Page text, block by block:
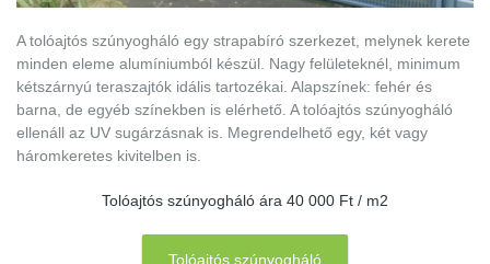
A tolóajtós szúnyogháló egy strapabíró szerkezet, melynek kerete
minden eleme alumíniumból készül. Nagy felületeknél, minimum
kétszárnyú teraszajtók idális tartozékai. Alapszínek: fehér és
barna, de egyéb színekben is elérhető. A tolóajtós szúnyogháló
ellenáll az UV sugárzásnak is. Megrendelhető egy, két vagy
háromkeretes kivitelben is.
Tolóajtós szúnyogháló ára 40 000 Ft / m2
Tolóajtós szúnyogháló